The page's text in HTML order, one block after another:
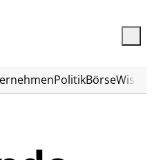
PolitikBörse